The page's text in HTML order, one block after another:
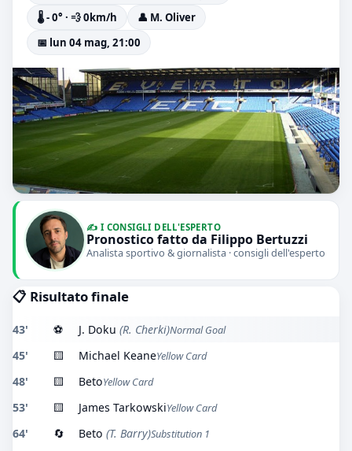
🌡️ - 0° · 💨 0km/h
👤 M. Oliver
📅 lun 04 mag, 21:00
✍️ I CONSIGLI DELL'ESPERTO
Pronostico fatto da Filippo Bertuzzi
Analista sportivo & giornalista · consigli dell'esperto
📋 Risultato finale
43' ⚽ J. Doku (R. Cherki)Normal Goal
45' 🟨 Michael KeaneYellow Card
48' 🟨 BetoYellow Card
53' 🟨 James TarkowskiYellow Card
64' 🔄 Beto (T. Barry)Substitution 1